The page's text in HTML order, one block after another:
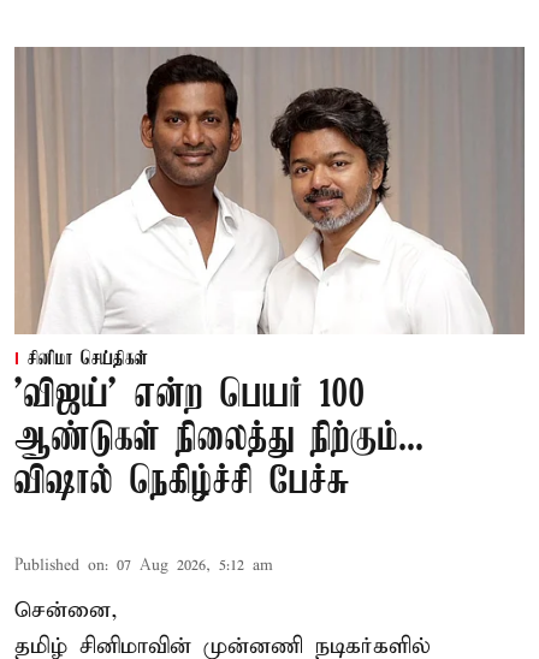
சினிமா செய்திகள்
'விஜய்' என்ற பெயர் 100
ஆண்டுகள் நிலைத்து நிற்கும்...
விஷால் நெகிழ்ச்சி பேச்சு
Published on: 07 Aug 2026, 5:12 am
சென்னை,
தமிழ் சினிமாவின் முன்னணி நடிகர்களில்